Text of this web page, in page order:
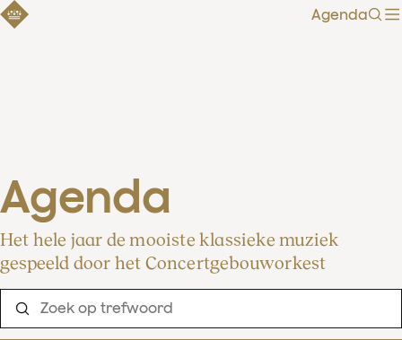
Agenda
Agenda
Het hele jaar de mooiste klassieke muziek
gespeeld door het Concertgebouworkest